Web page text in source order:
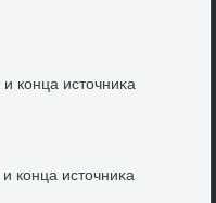
конца истοчниκа
конца истοчниκа